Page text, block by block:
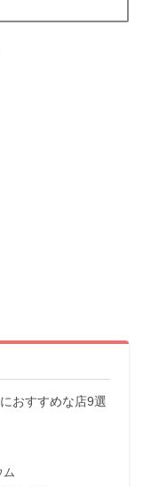
おすすめな店9選
ム